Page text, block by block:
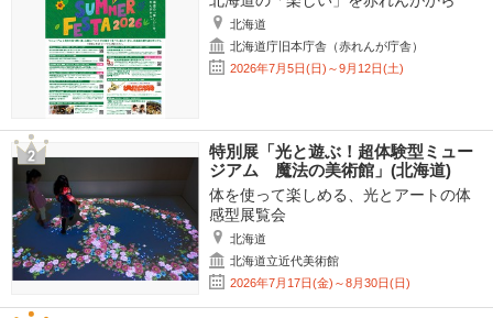
北海道
北海道庁旧本庁舎（赤れんが庁舎）
2026年7月5日(日)～9月12日(土)
特別展「光と遊ぶ！超体験型ミュー
ジアム 魔法の美術館」(北海道)
体を使って楽しめる、光とアートの体
感型展覧会
北海道
北海道立近代美術館
2026年7月17日(金)～8月30日(日)